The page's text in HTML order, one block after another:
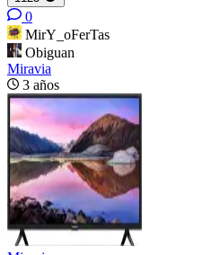
0
MirY_oFerTas
Obiguan
Miravia
3 años